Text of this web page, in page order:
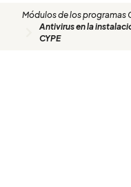
Módulos de los programas
Antivirus en la
CYPE